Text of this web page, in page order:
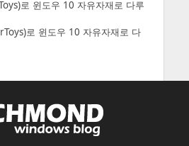
로 윈도우 10 자유자재로 다루
로 윈도우 10 자유자재로 다